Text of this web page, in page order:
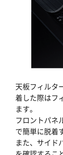
天板フィルタ
着した際はフ
ます。
フロントパネ
で簡単に脱着
また、サイド